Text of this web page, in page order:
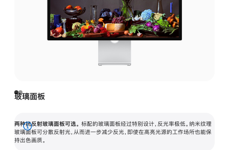
玻璃面板
两种抗反射玻璃面板可选。 标配的玻璃面板经过特别设计，反光率极低。纳米纹理
玻璃面板可分散反射光，从而进一步减少反光，即使在高亮光源的工作场所也能保
持出色画质。
展
开